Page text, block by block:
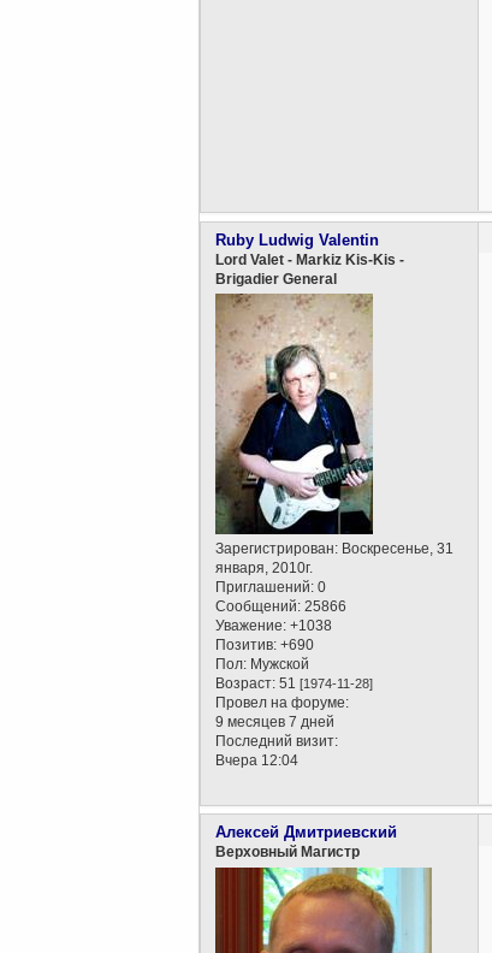
Ruby Ludwig Valentin
Lord Valet - Markiz Kis-Kis -
Brigadier General
Зарегистрирован: Воскресенье, 31
января, 2010г.
Приглашений: 0
Сообщений: 25866
Уважение: +1038
Позитив: +690
Пол: Мужской
Возраст: 51[1974-11-28]
Провел на форуме:
9 месяцев 7 дней
Последний визит:
Вчера 12:04
Алексей Дмитриевский
Верховный Магистр